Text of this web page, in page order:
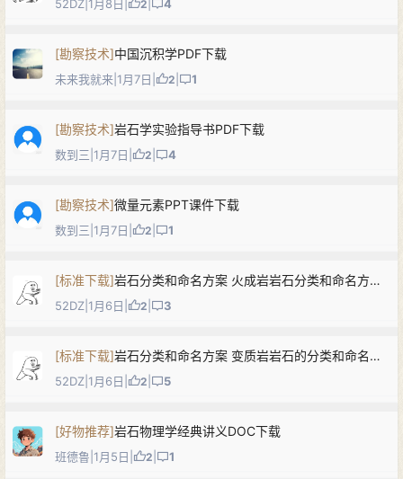
52DZ 1月8日 2 4
[勘察技术]中国沉积学PDF下载
未来我就来 1月7日 2 1
[勘察技术]岩石学实验指导书PDF下载
数到三 1月7日 2 4
[勘察技术]微量元素PPT课件下载
数到三 1月7日 2 1
[标准下载] 岩石分类和命名方案 火成岩岩石分类和命名方案（GB／T 17412.1-1998）
52DZ 1月6日 2 3
[标准下载] 岩石分类和命名方案 变质岩岩石的分类和命名方案（GB／T 17412.3-1998）
52DZ 1月6日 2 5
[好物推荐]岩石物理学经典讲义DOC下载
班德鲁 1月5日 2 1